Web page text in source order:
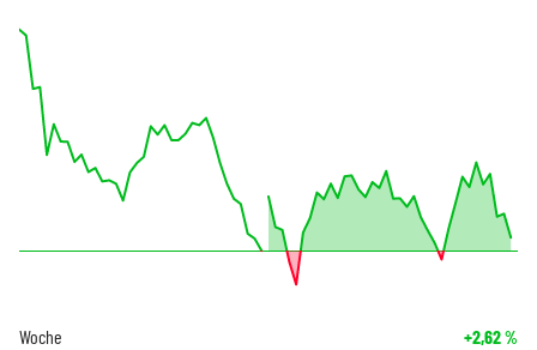
Woche +2,62%